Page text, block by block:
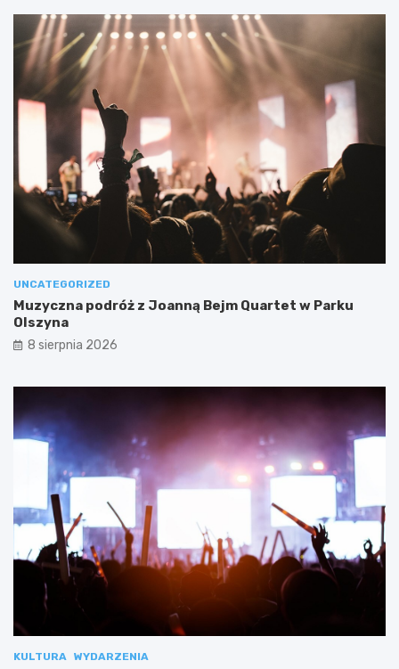
UNCATEGORIZED
Muzyczna podróż z Joanną Bejm Quartet w Parku
Olszyna
8 sierpnia 2026
KULTURA WYDARZENIA